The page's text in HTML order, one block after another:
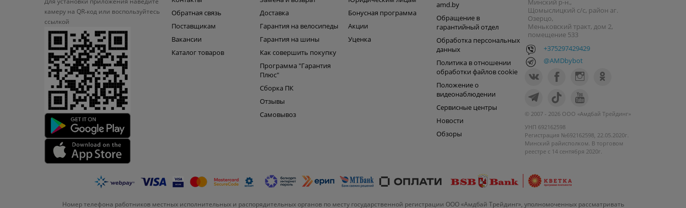
камеру на QR‑код или воспользуйтесь
ссылкой
Обратная связь
Поставщикам
Вакансии
Каталог товаров
Доставка
Гарантия на велосипеды
Гарантия на шины
Как совершить покупку
Программа "Гарантия
Плюс"
Сборка ПК
Отзывы
Самовывоз
Бонусная программа
Акции
Уценка
amd.by
Обращение в
гарантийный отдел
Обработка персональных
данных
Политика в отношении
обработки файлов cookie
Положение о
видеонаблюдении
Сервисные центры
Новости
Обзоры
Минский р-н.,
Щомыслицкий с/с, район аг.
Озерцо,
Меньковский тракт, дом 2,
помещение 533
+375297429429
@AMDbybot
© 2007 - 2026 ООО «Амдбай Трейдинг»
УНП 692162598
Регистрация №692162598, 22.05.2020г.
Минский райисполком. В торговом
реестре с 14 сентября 2020г.
Номер телефона работников местных исполнительных и распорядительных органов по месту государственной регистрации ООО «Амдбай Трейдинг», уполномоченных рассматривать